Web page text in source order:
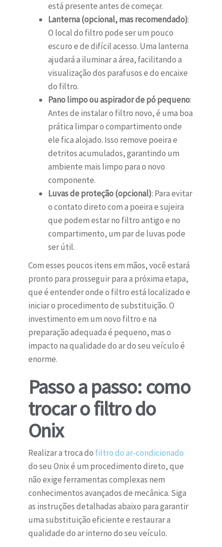
está presente antes de começar.
Lanterna (opcional, mas recomendado):
O local do filtro pode ser um pouco
escuro e de difícil acesso. Uma lanterna
ajudará a iluminar a área, facilitando a
visualização dos parafusos e do encaixe
do filtro.
Pano limpo ou aspirador de pó pequeno:
Antes de instalar o filtro novo, é uma boa
prática limpar o compartimento onde
ele fica alojado. Isso remove poeira e
detritos acumulados, garantindo um
ambiente mais limpo para o novo
componente.
Luvas de proteção (opcional): Para evitar
o contato direto com a poeira e sujeira
que podem estar no filtro antigo e no
compartimento, um par de luvas pode
ser útil.
Com esses poucos itens em mãos, você estará
pronto para prosseguir para a próxima etapa,
que é entender onde o filtro está localizado e
iniciar o procedimento de substituição. O
investimento em um novo filtro e na
preparação adequada é pequeno, mas o
impacto na qualidade do ar do seu veículo é
enorme.
Passo a passo: como
trocar o filtro do
Onix
Realizar a troca do filtro do ar-condicionado
do seu Onix é um procedimento direto, que
não exige ferramentas complexas nem
conhecimentos avançados de mecânica. Siga
as instruções detalhadas abaixo para garantir
uma substituição eficiente e restaurar a
qualidade do ar interno do seu veículo.